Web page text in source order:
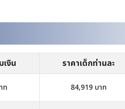
เงิน ราคาเด็กท่านละ
ท 84,919 บาท